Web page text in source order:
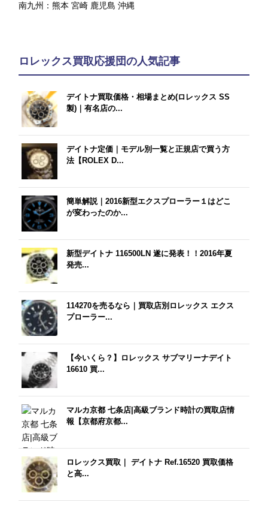
南九州：熊本 宮崎 鹿児島 沖縄
ロレックス買取応援団の人気記事
デイトナ買取価格・相場まとめ(ロレックス SS
製)｜有名店の...
デイトナ定価｜モデル別一覧と正規店で買う方
法【ROLEX D...
簡単解説｜2016新型エクスプローラー１はどこ
が変わったのか...
新型デイトナ 116500LN 遂に発表！！2016年夏
発売...
114270を売るなら｜買取店別ロレックス エクス
プローラー...
【今いくら？】ロレックス サブマリーナデイト
16610 買...
マルカ京都 七条店|高級ブランド時計の買取店情
報【京都府京都...
ロレックス買取｜ デイトナ Ref.16520 買取価格
と高...